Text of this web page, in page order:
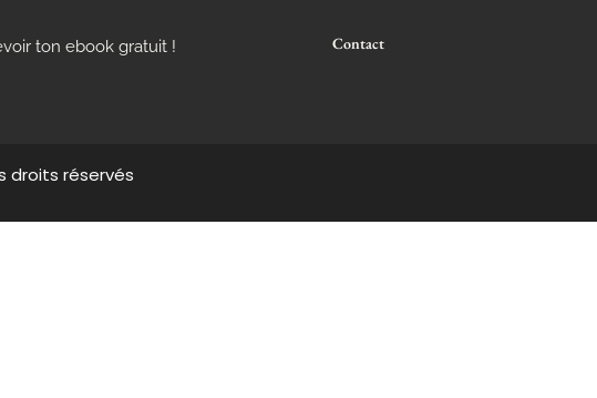
ton ebook gratuit ! Contact
droits réservés